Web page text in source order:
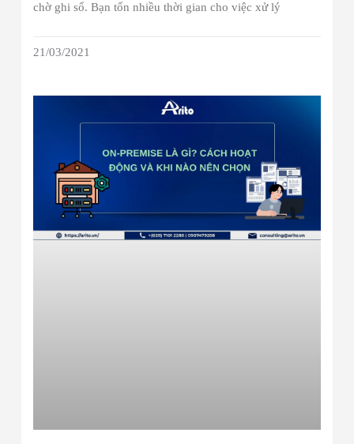
chờ ghi sổ. Bạn tốn nhiều thời gian cho việc xử lý
21/03/2021